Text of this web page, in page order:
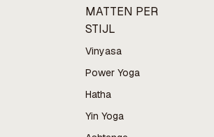
MATTEN PER
STIJL
Vinyasa
Power Yoga
Hatha
Yin Yoga